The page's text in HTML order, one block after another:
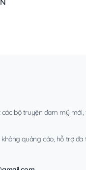
bộ truyện đam mỹ
quảng cáo, hỗ trợ đa